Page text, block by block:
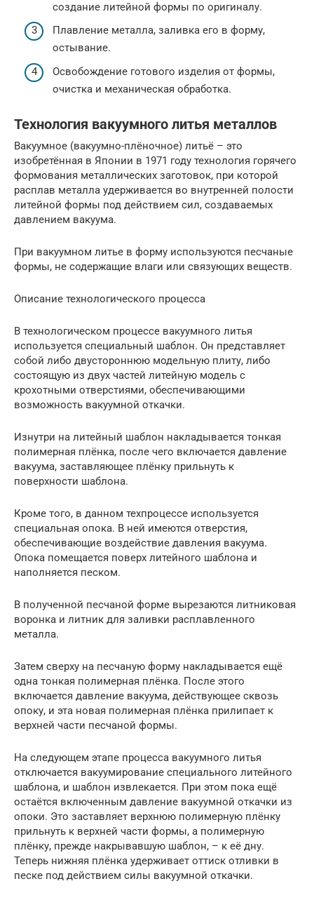
создание литейной формы по оригиналу.
Плавление металла, заливка его в форму,
остывание.
Освобождение готового изделия от формы,
очистка и механическая обработка.
Технология вакуумного литья металлов
Вакуумное (вакуумно-плёночное) литьё – это
изобретённая в Японии в 1971 году технология горячего
формования металлических заготовок, при которой
расплав металла удерживается во внутренней полости
литейной формы под действием сил, создаваемых
давлением вакуума.
При вакуумном литье в форму используются песчаные
формы, не содержащие влаги или связующих веществ.
Описание технологического процесса
В технологическом процессе вакуумного литья
используется специальный шаблон. Он представляет
собой либо двустороннюю модельную плиту, либо
состоящую из двух частей литейную модель с
крохотными отверстиями, обеспечивающими
возможность вакуумной откачки.
Изнутри на литейный шаблон накладывается тонкая
полимерная плёнка, после чего включается давление
вакуума, заставляющее плёнку прильнуть к
поверхности шаблона.
Кроме того, в данном техпроцессе используется
специальная опока. В ней имеются отверстия,
обеспечивающие воздействие давления вакуума.
Опока помещается поверх литейного шаблона и
наполняется песком.
В полученной песчаной форме вырезаются литниковая
воронка и литник для заливки расплавленного
металла.
Затем сверху на песчаную форму накладывается ещё
одна тонкая полимерная плёнка. После этого
включается давление вакуума, действующее сквозь
опоку, и эта новая полимерная плёнка прилипает к
верхней части песчаной формы.
На следующем этапе процесса вакуумного литья
отключается вакуумирование специального литейного
шаблона, и шаблон извлекается. При этом пока ещё
остаётся включенным давление вакуумной откачки из
опоки. Это заставляет верхнюю полимерную плёнку
прильнуть к верхней части формы, а полимерную
плёнку, прежде накрывавшую шаблон, – к её дну.
Теперь нижняя плёнка удерживает оттиск отливки в
песке под действием силы вакуумной откачки.